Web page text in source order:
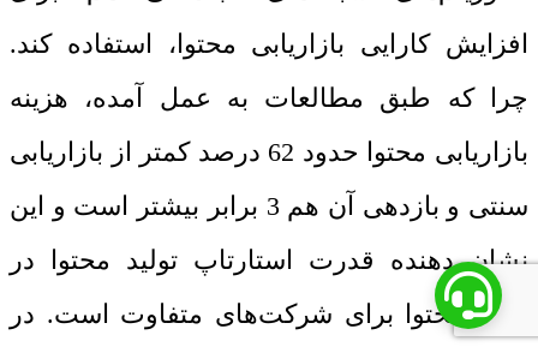
افزایش کارایی بازاریابی محتوا، استفاده کند.
چرا که طبق مطالعات به عمل آمده، هزینه
بازاریابی محتوا حدود 62 درصد کمتر از بازاریابی
سنتی و بازدهی آن هم 3 برابر بیشتر است و این
نشان دهنده قدرت استارتاپ تولید محتوا در
تولید محتوا برای شرکت‌های متفاوت است. در